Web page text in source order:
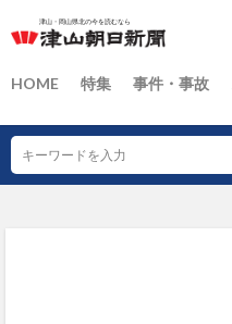
HOME 特集 事件・事故